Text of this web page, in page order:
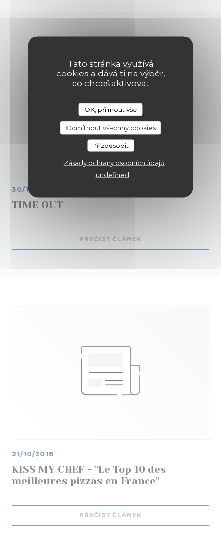
Tato stránka využívá
cookies a dává ti na výběr,
co chceš aktivovat
OK, přijmout vše
Odmítnout všechny cookies
Přizpůsobit
Zásady ochrany osobních údajů
undefined
TIME OUT
30/11/2018
PŘEČÍST ČLÁNEK
KISS MY CHEF - "Le Top 10 des
meilleures pizzas en France"
21/10/2018
PŘEČÍST ČLÁNEK